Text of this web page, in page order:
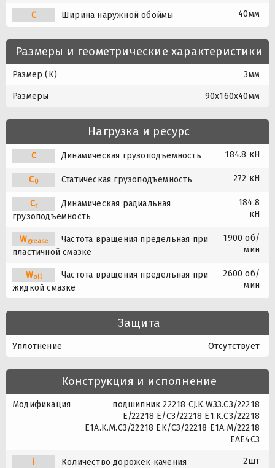
C Ширина наружной обоймы 40мм
Размеры и геометрические характеристики
Размер (K) 3мм
Размеры 90x160x40мм
Нагрузка и ресурс
C Динамическая грузоподъемность 184.8 кН
C0 Статическая грузоподъемность 272 кН
Cr
Динамическая радиальная
грузоподъемность
184.8
кН
Wgrease
Частота вращения предельная при
пластичной смазке
1900 об/
мин
Woil
Частота вращения предельная при
жидкой смазке
2600 об/
мин
Защита
Уплотнение Отсутствует
Конструкция и исполнение
Модификация
подшипник 22218 CJ.K.W33.C3/22218
E/22218 E/C3/22218 E1.K.C3/22218
E1A.K.M.C3/22218 EK/C3/22218 E1A.M/22218
EAE4C3
i Количество дорожек качения 2шт